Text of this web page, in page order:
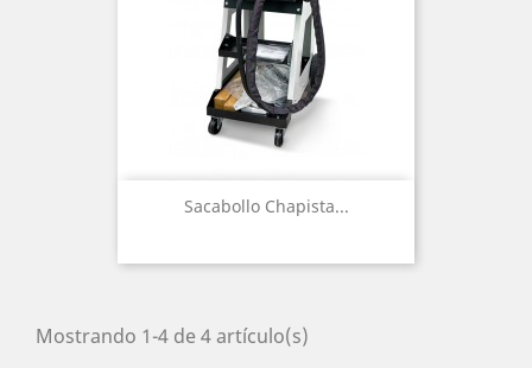
Sacabollo Chapista...
Mostrando 1-4 de 4 artículo(s)